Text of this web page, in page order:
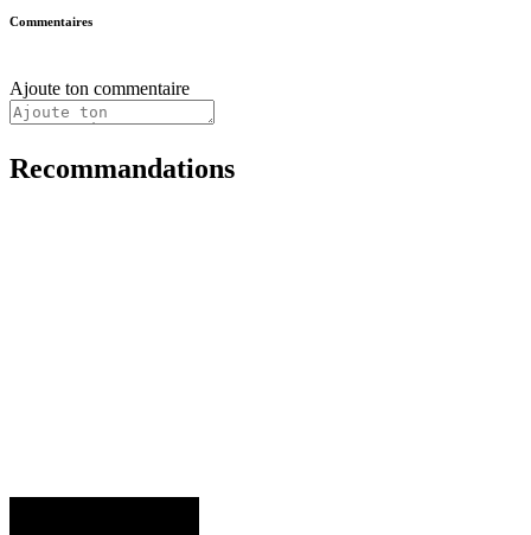
Commentaires
Ajoute ton commentaire
Recommandations